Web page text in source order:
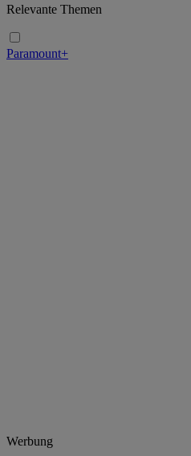
Relevante Themen
Paramount+
Werbung